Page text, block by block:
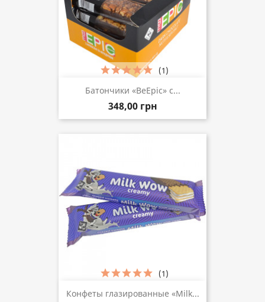
Батончики «BeEpic» с...
348,00 грн
(1)
Конфеты глазированные «Milk...
(1)